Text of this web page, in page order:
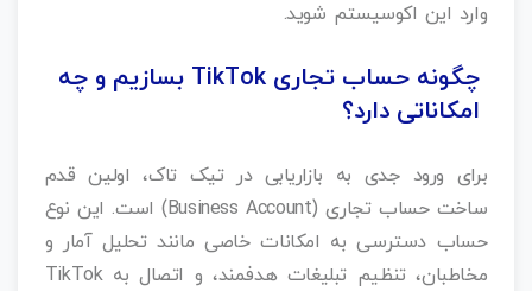
وارد این اکوسیستم شوید.
چگونه حساب تجاری TikTok بسازیم و چه
امکاناتی دارد؟
برای ورود جدی به بازاریابی در تیک تاک، اولین قدم
ساخت حساب تجاری (Business Account) است. این نوع
حساب دسترسی به امکانات خاصی مانند تحلیل آمار و
مخاطبان، تنظیم تبلیغات هدفمند، و اتصال به TikTok